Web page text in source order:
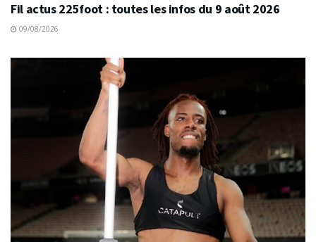
Fil actus 225foot : toutes les infos du 9 août 2026
09/08/2026